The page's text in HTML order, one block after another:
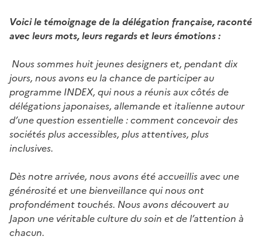
Voici le témoignage de la délégation française, raconté
avec leurs mots, leurs regards et leurs émotions :
Nous sommes huit jeunes designers et, pendant dix
jours, nous avons eu la chance de participer au
programme INDEX, qui nous a réunis aux côtés de
délégations japonaises, allemande et italienne autour
d’une question essentielle : comment concevoir des
sociétés plus accessibles, plus attentives, plus
inclusives.
Dès notre arrivée, nous avons été accueillis avec une
générosité et une bienveillance qui nous ont
profondément touchés. Nous avons découvert au
Japon une véritable culture du soin et de l’attention à
chacun.